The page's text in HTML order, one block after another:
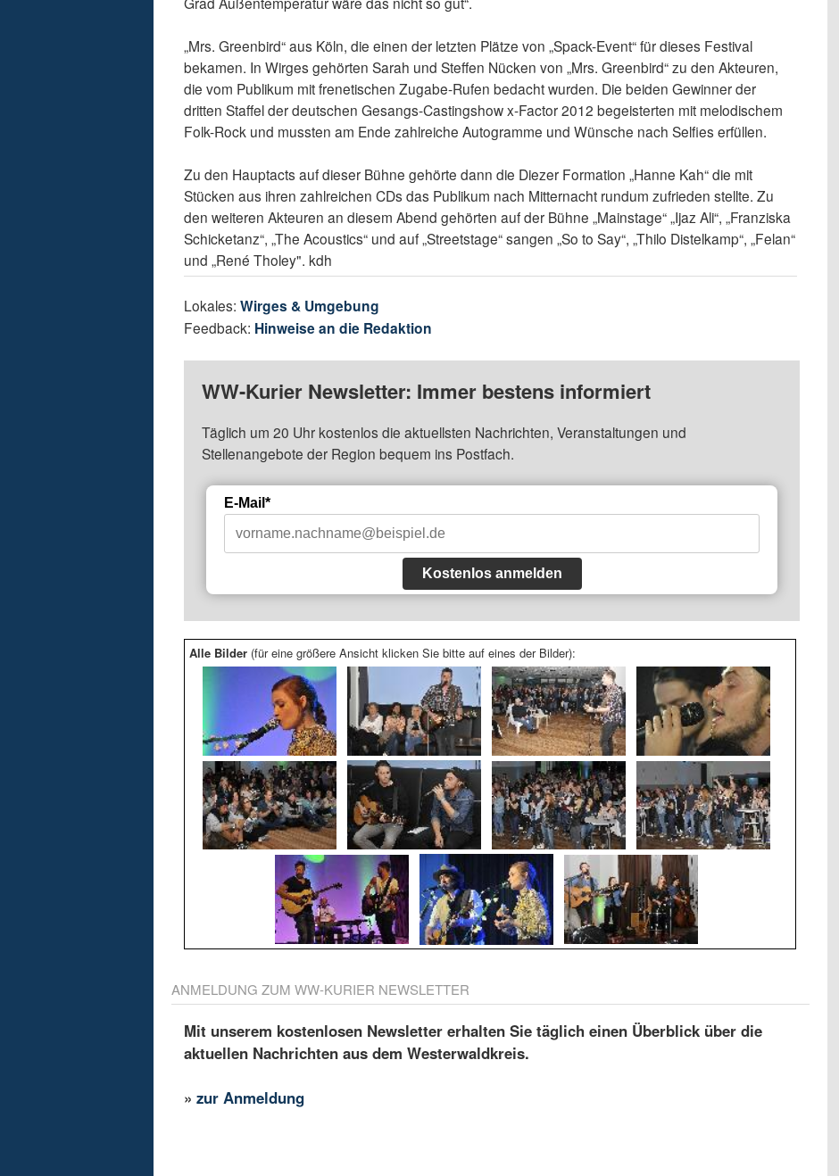
„Mrs. Greenbird“ aus Köln, die einen der letzten Plätze von „Spack-Event“ für dieses Festival
bekamen. In Wirges gehörten Sarah und Steffen Nücken von „Mrs. Greenbird“ zu den Akteuren,
die vom Publikum mit frenetischen Zugabe-Rufen bedacht wurden. Die beiden Gewinner der
dritten Staffel der deutschen Gesangs-Castingshow x-Factor 2012 begeisterten mit melodischem
Folk-Rock und mussten am Ende zahlreiche Autogramme und Wünsche nach Selfies erfüllen.
Zu den Hauptacts auf dieser Bühne gehörte dann die Diezer Formation „Hanne Kah“ die mit
Stücken aus ihren zahlreichen CDs das Publikum nach Mitternacht rundum zufrieden stellte. Zu
den weiteren Akteuren an diesem Abend gehörten auf der Bühne „Mainstage“ „Ijaz Ali“, „Franziska
Schicketanz“, „The Acoustics“ und auf „Streetstage“ sangen „So to Say“, „Thilo Distelkamp“, „Felan“
und „René Tholey". kdh
Lokales:Wirges & Umgebung
Feedback: Hinweise an die Redaktion
WW-Kurier Newsletter: Immer bestens informiert
Täglich um 20 Uhr kostenlos die aktuellsten Nachrichten, Veranstaltungen und
Stellenangebote der Region bequem ins Postfach.
E-Mail*
Kostenlos anmelden
Alle Bilder (für eine größere Ansicht klicken Sie bitte auf eines der Bilder):
ANMELDUNG ZUM WW-KURIER NEWSLETTER
Mit unserem kostenlosen Newsletter erhalten Sie täglich einen Überblick über die
aktuellen Nachrichten aus dem Westerwaldkreis.
»zur Anmeldung